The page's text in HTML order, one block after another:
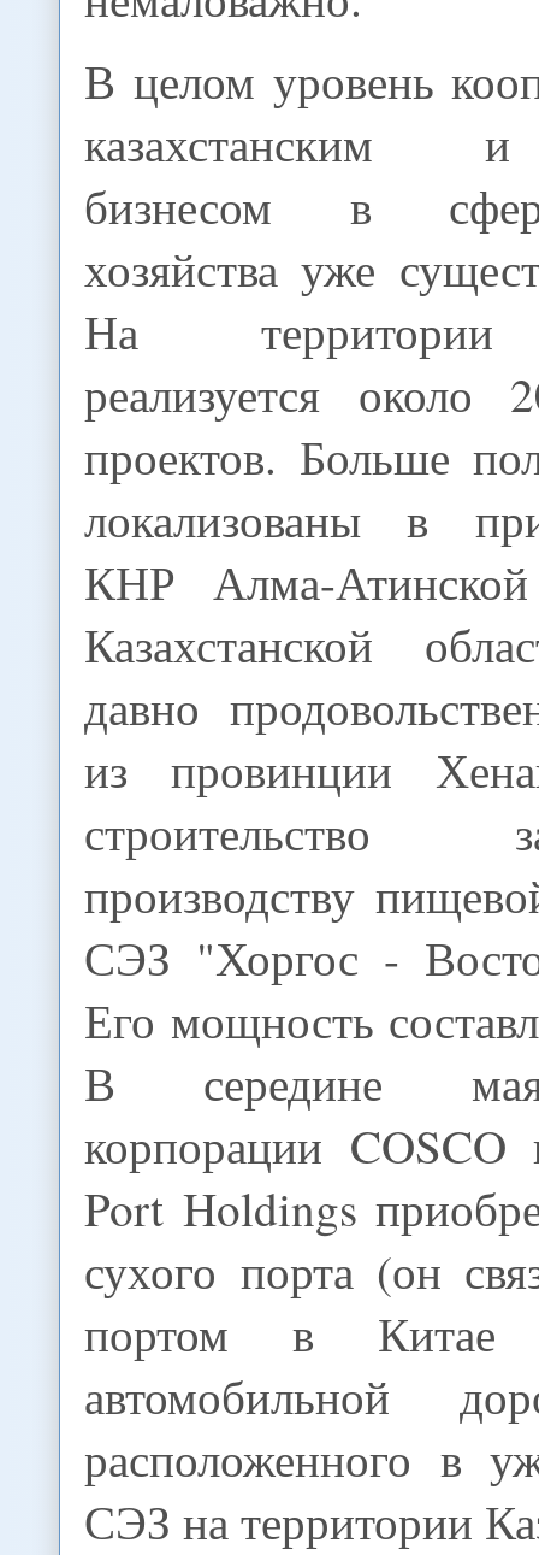
В целом уровень
казахстанским
бизнесом в
хозяйства уже
На территории
реализуется около
проектов. Больше
локализованы в
КНР Алма-
Казахстанской
давно
из провинции
производству
СЭЗ "Хоргос -
Его мощность
В середине мая
корпорации
Port Holdings
сухого порта (он
портом в Китае
автомобильной
расположенного в
СЭЗ на территории